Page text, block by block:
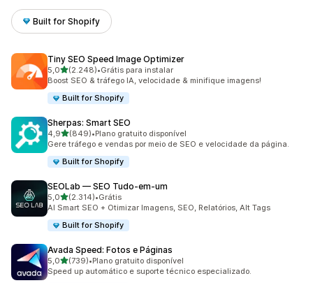
Built for Shopify
Tiny SEO Speed Image Optimizer
5,0de 5 estrelas
(2.248)
2248 avaliações ao todo
•Grátis para instalar
Boost SEO & tráfego IA, velocidade & minifique imagens!
Built for Shopify
Sherpas: Smart SEO
4,9de 5 estrelas
(849)
849 avaliações ao todo
•Plano gratuito disponível
Gere tráfego e vendas por meio de SEO e velocidade da página.
Built for Shopify
SEOLab — SEO Tudo‑em‑um
5,0de 5 estrelas
(2.314)
2314 avaliações ao todo
•Grátis
AI Smart SEO + Otimizar Imagens, SEO, Relatórios, Alt Tags
Built for Shopify
Avada Speed: Fotos e Páginas
5,0de 5 estrelas
(739)
739 avaliações ao todo
•Plano gratuito disponível
Speed up automático e suporte técnico especializado.